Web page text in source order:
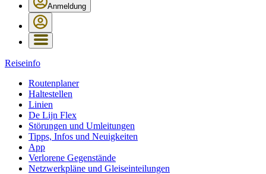
Anmeldung
Reiseinfo
Routenplaner
Haltestellen
Linien
De Lijn Flex
Störungen und Umleitungen
Tipps, Infos und Neuigkeiten
App
Verlorene Gegenstände
Netzwerkpläne und Gleiseinteilungen